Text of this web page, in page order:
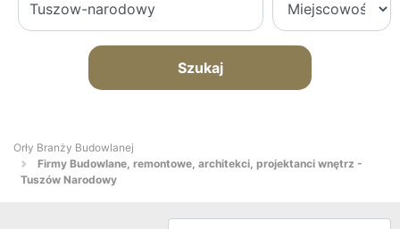
Szukaj
Orły Branży Budowlanej
Firmy Budowlane, remontowe, architekci, projektanci wnętrz -
Tuszów Narodowy